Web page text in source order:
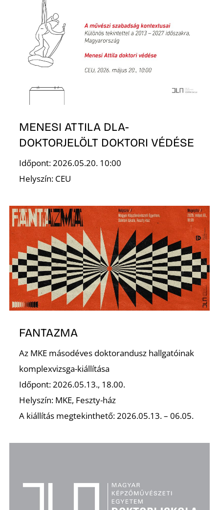
MENESI ATTILA DLA-
DOKTORJELÖLT DOKTORI VÉDÉSE
Időpont: 2026.05.20. 10:00
Helyszín: CEU
FANTAZMA
Az MKE másodéves doktorandusz hallgatóinak
komplexvizsga-kiállítása
Időpont: 2026.05.13., 18.00.
Helyszín: MKE, Feszty-ház
A kiállítás megtekinthető: 2026.05.13. – 06.05.